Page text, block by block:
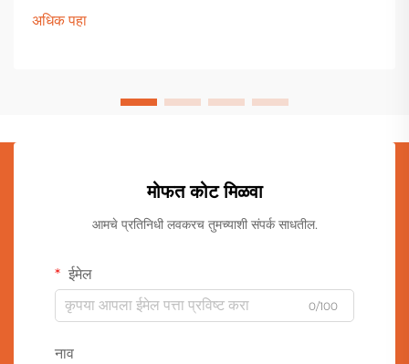
राखतात.
अधिक पहा
मोफत कोट मिळवा
आमचे प्रतिनिधी लवकरच तुमच्याशी संपर्क साधतील.
ईमेल
0/100
नाव